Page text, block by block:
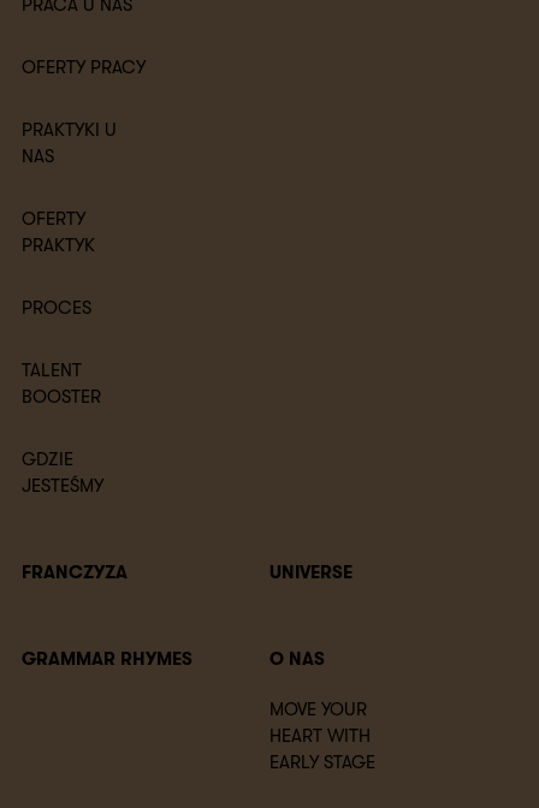
PRACA U NAS
OFERTY PRACY
PRAKTYKI U
NAS
OFERTY
PRAKTYK
PROCES
TALENT
BOOSTER
GDZIE
JESTEŚMY
FRANCZYZA UNIVERSE
GRAMMAR RHYMES O NAS
MOVE YOUR
HEART WITH
EARLY STAGE